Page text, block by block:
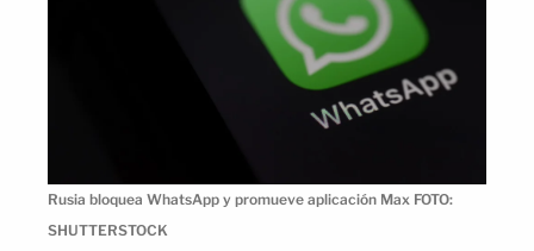
Rusia bloquea WhatsApp y promueve aplicación Max FOTO:
SHUTTERSTOCK